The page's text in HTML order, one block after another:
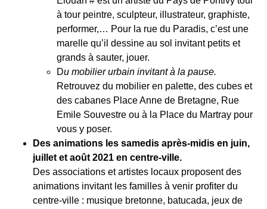
à tour peintre, sculpteur, illustrateur, graphiste,
performer,… Pour la rue du Paradis, c’est une
marelle qu’il dessine au sol invitant petits et
grands à sauter, jouer.
Du mobilier urbain invitant à la pause.
Retrouvez du mobilier en palette, des cubes et
des cabanes Place Anne de Bretagne, Rue
Emile Souvestre ou à la Place du Martray pour
vous y poser.
Des animations les samedis après-midis en juin,
juillet et août 2021 en centre-ville.
Des associations et artistes locaux proposent des
animations invitant les familles à venir profiter du
centre-ville : musique bretonne, batucada, jeux de